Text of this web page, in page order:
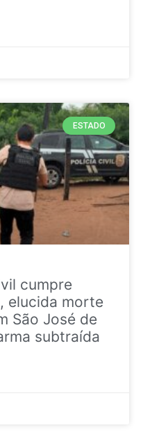
ESTADO
cumpre
elucida morte
São José de
subtraída